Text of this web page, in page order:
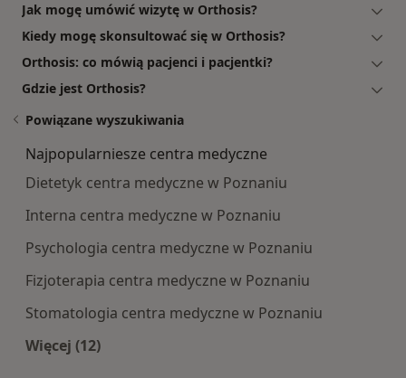
Jak mogę umówić wizytę w Orthosis?
Kiedy mogę skonsultować się w Orthosis?
Orthosis: co mówią pacjenci i pacjentki?
Gdzie jest Orthosis?
Powiązane wyszukiwania
Najpopularniesze centra medyczne
Dietetyk centra medyczne w Poznaniu
Interna centra medyczne w Poznaniu
Psychologia centra medyczne w Poznaniu
Fizjoterapia centra medyczne w Poznaniu
Stomatologia centra medyczne w Poznaniu
Więcej (12)